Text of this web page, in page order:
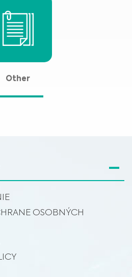
Advice Disclaimer
ZODPOVEDNOSTI: TÁTO WEBOVÁ
textu, grafiky, obrázkov a iných materiálov
stránke slúžia len na informačné účely a
zdravotníckych pracovníkov. Vlastník tejto webovej
žiadne chyby, nepresnosti alebo nezrovnalosti,
stránka alebo prepojený obsah obsahovať.
nenahrádza odborné lekárske poradenstvo,
Pred začatím nového liečebného režimu sa vždy
sa o nich dočítali na tejto webovej stránke.
Vyberte svoj trh :
Other
OSOBNÝCH